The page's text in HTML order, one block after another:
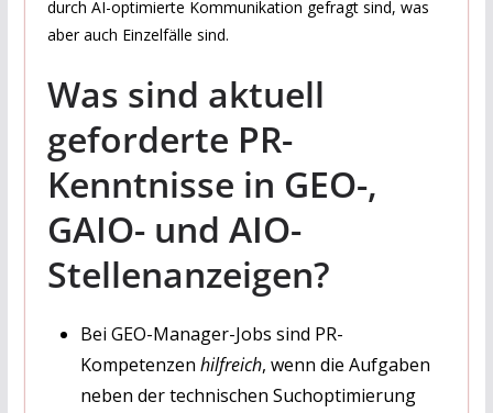
durch AI-optimierte Kommunikation gefragt sind, was
aber auch Einzelfälle sind.
Was sind aktuell
geforderte PR-
Kenntnisse in GEO-,
GAIO- und AIO-
Stellenanzeigen?
Bei GEO-Manager-Jobs sind PR-
Kompetenzen hilfreich, wenn die Aufgaben
neben der technischen Suchoptimierung